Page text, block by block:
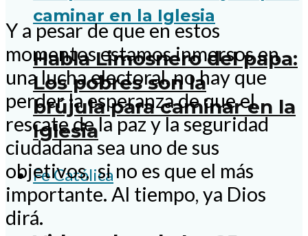
Habla Limosnero del papa:
Los pobres son la
brújula para caminar en la
Iglesia
Fe Católica
Y a pesar de que en estos
momentos estamos inmersos en
una lucha electoral, no hay que
perder la esperanza de que el
rescate de la paz y la seguridad
ciudadana sea uno de sus
objetivos, si no es que el más
importante. Al tiempo, ya Dios
dirá.